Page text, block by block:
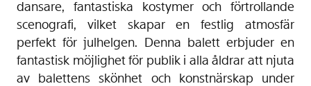
dansare, fantastiska kostymer och förtrollande
scenografi, vilket skapar en festlig atmosfär
perfekt för julhelgen. Denna balett erbjuder en
fantastisk möjlighet för publik i alla åldrar att njuta
av balettens skönhet och konstnärskap under